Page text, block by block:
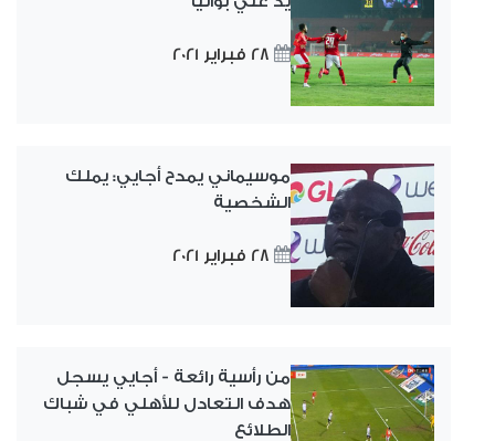
28 فبراير 2021
موسيماني يمدح أجايي: يملك
الشخصية
28 فبراير 2021
من رأسية رائعة - أجايي يسجل
هدف التعادل للأهلي في شباك
الطلائع